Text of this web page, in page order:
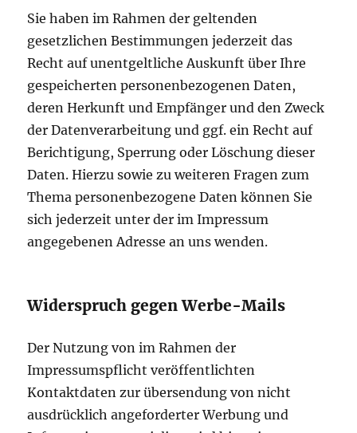
Sie haben im Rahmen der geltenden
gesetzlichen Bestimmungen jederzeit das
Recht auf unentgeltliche Auskunft über Ihre
gespeicherten personenbezogenen Daten,
deren Herkunft und Empfänger und den Zweck
der Datenverarbeitung und ggf. ein Recht auf
Berichtigung, Sperrung oder Löschung dieser
Daten. Hierzu sowie zu weiteren Fragen zum
Thema personenbezogene Daten können Sie
sich jederzeit unter der im Impressum
angegebenen Adresse an uns wenden.
Widerspruch gegen Werbe-Mails
Der Nutzung von im Rahmen der
Impressumspflicht veröffentlichten
Kontaktdaten zur übersendung von nicht
ausdrücklich angeforderter Werbung und